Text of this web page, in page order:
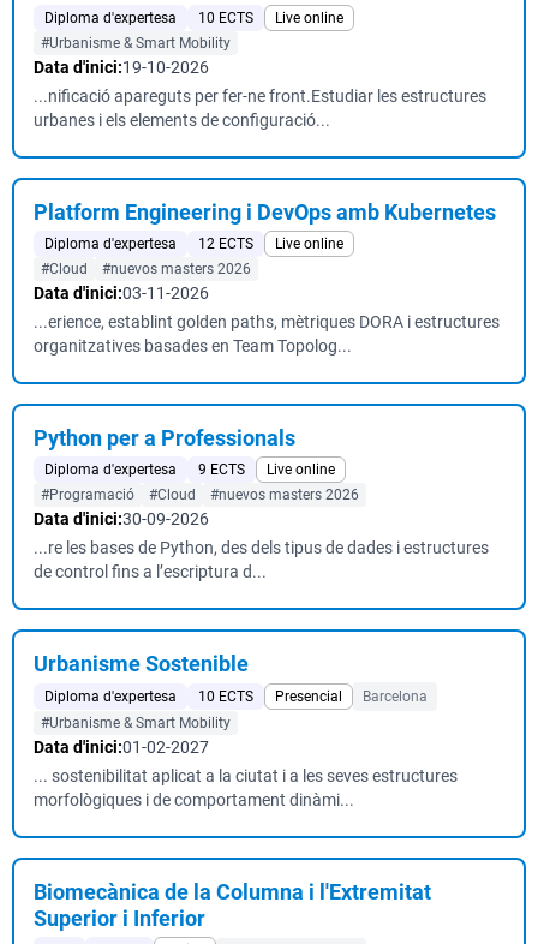
Diploma d'expertesa 10 ECTS
Live online
#Urbanisme & Smart Mobility
Data d'inici:19-10-2026
...nificació apareguts per fer-ne front.Estudiar les estructures
urbanes i els elements de configuració...
Platform Engineering i DevOps amb Kubernetes
Diploma d'expertesa 12 ECTS
Live online
#Cloud
#nuevos masters 2026
Data d'inici:03-11-2026
...erience, establint golden paths, mètriques DORA i estructures
organitzatives basades en Team Topolog...
Python per a Professionals
Diploma d'expertesa 9 ECTS
Live online
#Programació
#Cloud #nuevos masters 2026
Data d'inici:30-09-2026
...re les bases de Python, des dels tipus de dades i estructures
de control fins a l’escriptura d...
Urbanisme Sostenible
Diploma d'expertesa 10 ECTS Presencial
Barcelona
#Urbanisme & Smart Mobility
Data d'inici:01-02-2027
... sostenibilitat aplicat a la ciutat i a les seves estructures
morfològiques i de comportament dinàmi...
Biomecànica de la Columna i l'Extremitat
Superior i Inferior